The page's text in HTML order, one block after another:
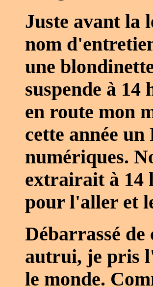
Juste avant la
nom
une
suspende à
en route mon
cette année
numériques.
extrairait à 14
pour l'aller et
Débarrassé de
autrui, je pris
le monde.